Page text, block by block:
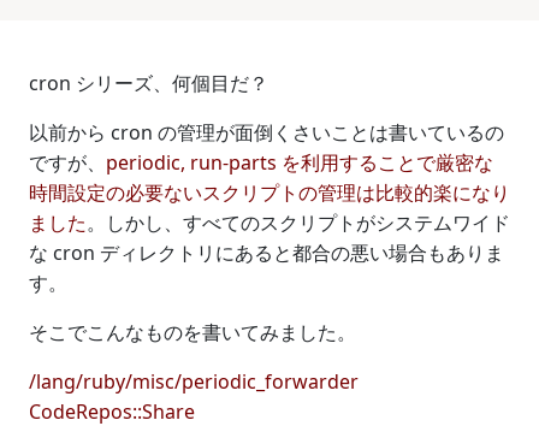
cron シリーズ、何個目だ？
以前から cron の管理が面倒くさいことは書いているの
ですが、 periodic, run-parts を利用することで厳密な
時間設定の必要ないスクリプトの管理は比較的楽になり
ました。しかし、すべてのスクリプトがシステムワイド
な cron ディレクトリにあると都合の悪い場合もありま
す。
そこでこんなものを書いてみました。
/lang/ruby/misc/periodic_forwarder
CodeRepos::Share